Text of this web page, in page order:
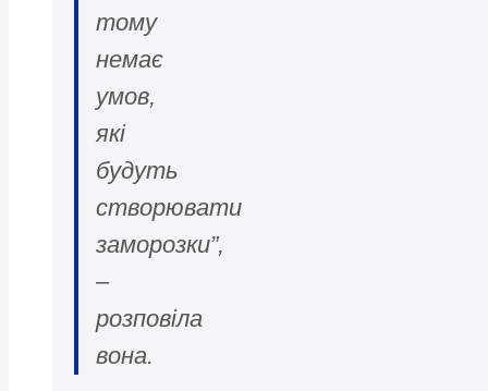
тому
немає
умов,
які
будуть
створювати
заморозки”,
–
розповіла
вона.